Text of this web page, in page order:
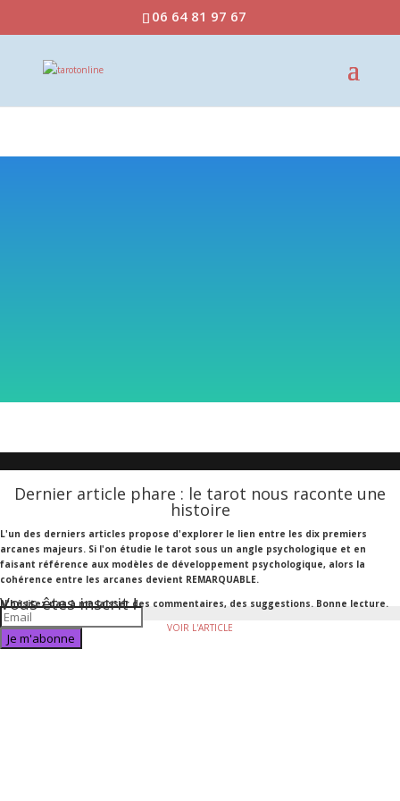
06 64 81 97 67
ABABABAB ABAB
Dernier article phare : le tarot nous raconte une
histoire
L'un des derniers articles propose d'explorer le lien entre les dix premiers
arcanes majeurs. Si l'on étudie le tarot sous un angle psychologique et en
faisant référence aux modèles de développement psychologique, alors la
cohérence entre les arcanes devient REMARQUABLE.
N'hésitez pas à me laisser des commentaires, des suggestions. Bonne lecture.
VOIR L'ARTICLE
Je m'abonne
Vous êtes inscrit !